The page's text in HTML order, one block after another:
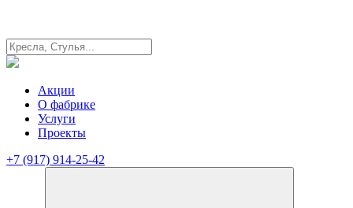
Акции
О фабрике
Услуги
Проекты
+7 (917) 914-25-42